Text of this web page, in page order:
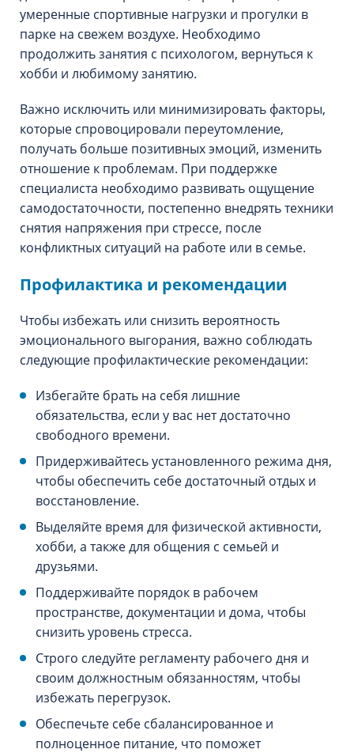
умеренные спортивные нагрузки и прогулки в
парке на свежем воздухе. Необходимо
продолжить занятия с психологом, вернуться к
хобби и любимому занятию.
Важно исключить или минимизировать факторы,
которые спровоцировали переутомление,
получать больше позитивных эмоций, изменить
отношение к проблемам. При поддержке
специалиста необходимо развивать ощущение
самодостаточности, постепенно внедрять техники
снятия напряжения при стрессе, после
конфликтных ситуаций на работе или в семье.
Профилактика и рекомендации
Чтобы избежать или снизить вероятность
эмоционального выгорания, важно соблюдать
следующие профилактические рекомендации:
Избегайте брать на себя лишние
обязательства, если у вас нет достаточно
свободного времени.
Придерживайтесь установленного режима дня,
чтобы обеспечить себе достаточный отдых и
восстановление.
Выделяйте время для физической активности,
хобби, а также для общения с семьей и
друзьями.
Поддерживайте порядок в рабочем
пространстве, документации и дома, чтобы
снизить уровень стресса.
Строго следуйте регламенту рабочего дня и
своим должностным обязанностям, чтобы
избежать перегрузок.
Обеспечьте себе сбалансированное и
полноценное питание, что поможет